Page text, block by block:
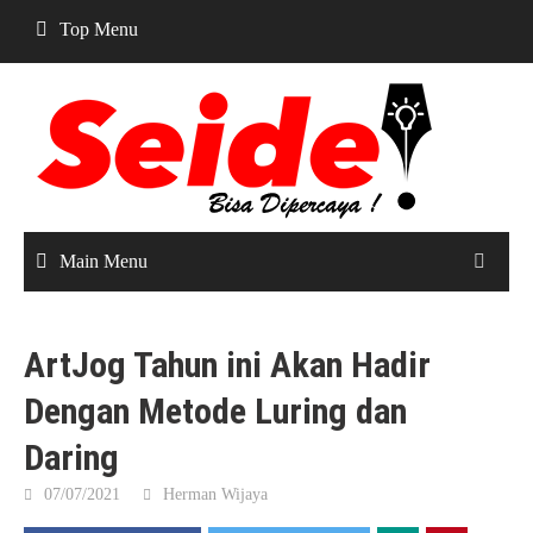
content
Top Menu
Main Menu
ArtJog Tahun ini Akan Hadir
Dengan Metode Luring dan
Daring
07/07/2021 Herman Wijaya